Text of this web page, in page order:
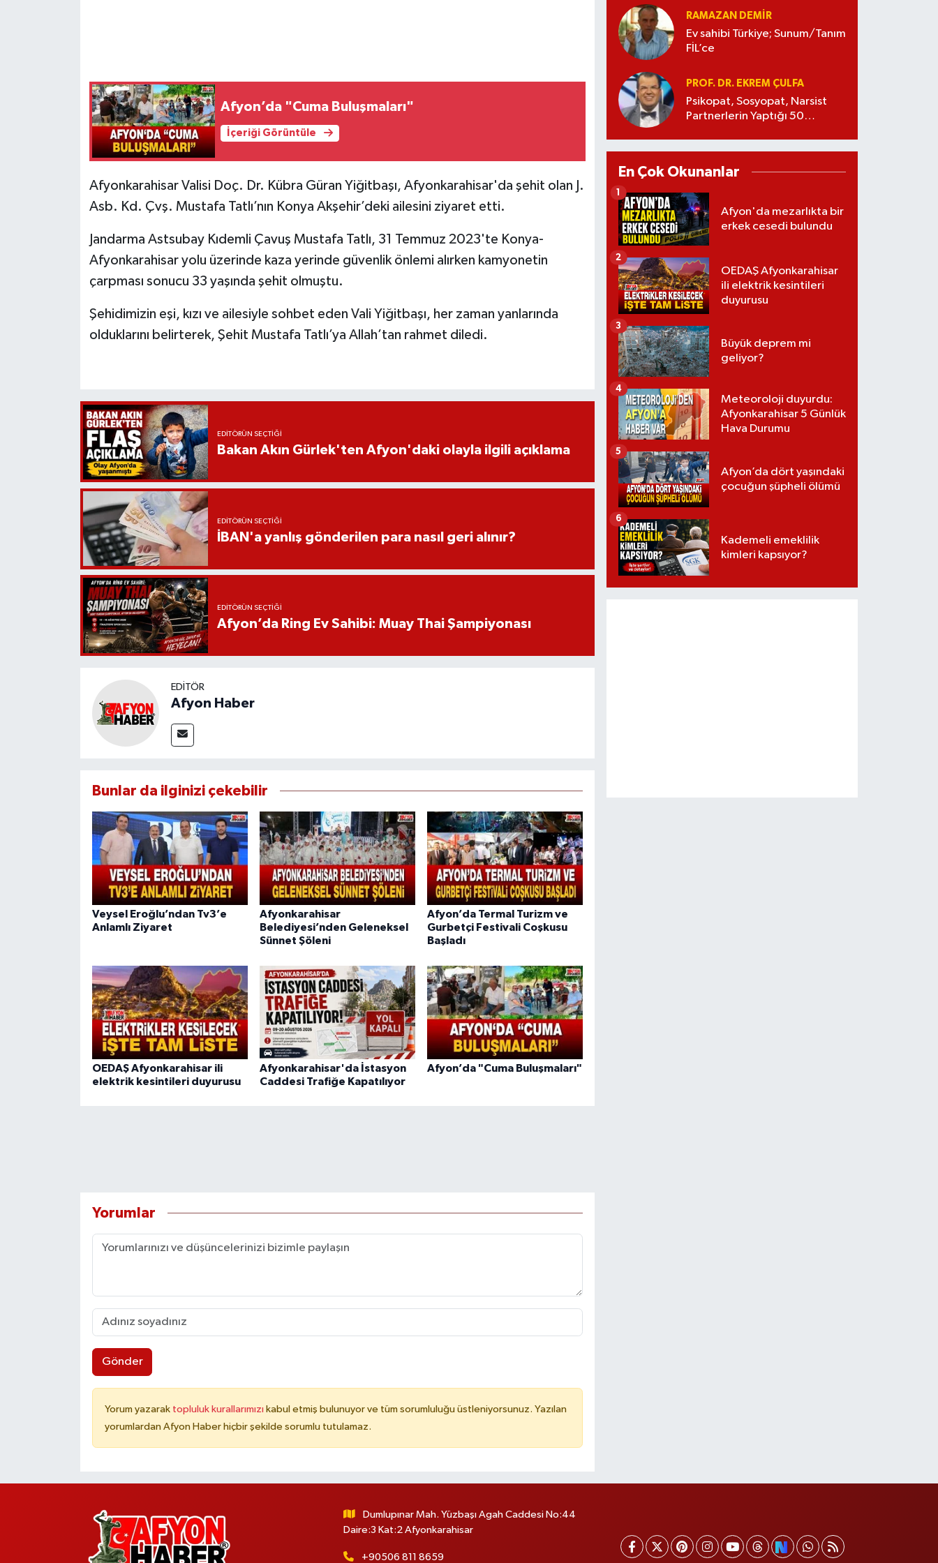
Afyon’da "Cuma Buluşmaları"
İçeriği Görüntüle
Afyonkarahisar Valisi Doç. Dr. Kübra Güran Yiğitbaşı, Afyonkarahisar'da şehit olan J.
Asb. Kd. Çvş. Mustafa Tatlı’nın Konya Akşehir’deki ailesini ziyaret etti.
Jandarma Astsubay Kıdemli Çavuş Mustafa Tatlı, 31 Temmuz 2023'te Konya-
Afyonkarahisar yolu üzerinde kaza yerinde güvenlik önlemi alırken kamyonetin
çarpması sonucu 33 yaşında şehit olmuştu.
Şehidimizin eşi, kızı ve ailesiyle sohbet eden Vali Yiğitbaşı, her zaman yanlarında
olduklarını belirterek, Şehit Mustafa Tatlı’ya Allah’tan rahmet diledi.
EDITÖRÜN SEÇTIĞI
Bakan Akın Gürlek'ten Afyon'daki olayla ilgili açıklama
EDITÖRÜN SEÇTIĞI
İBAN'a yanlış gönderilen para nasıl geri alınır?
EDITÖRÜN SEÇTIĞI
Afyon’da Ring Ev Sahibi: Muay Thai Şampiyonası
EDITÖR
Afyon Haber
Bunlar da ilginizi çekebilir
Veysel Eroğlu’ndan Tv3’e
Anlamlı Ziyaret
Afyonkarahisar
Belediyesi’nden Geleneksel
Sünnet Şöleni
Afyon’da Termal Turizm ve
Gurbetçi Festivali Coşkusu
Başladı
OEDAŞ Afyonkarahisar ili
elektrik kesintileri duyurusu
Afyonkarahisar'da İstasyon
Caddesi Trafiğe Kapatılıyor
Afyon’da "Cuma Buluşmaları"
Yorumlar
Gönder
Yorum yazarak topluluk kurallarımızı kabul etmiş bulunuyor ve tüm sorumluluğu üstleniyorsunuz. Yazılan
yorumlardan Afyon Haber hiçbir şekilde sorumlu tutulamaz.
RAMAZAN DEMİR
Ev sahibi Türkiye; Sunum/Tanım
FİL’ce
PROF. DR. EKREM ÇULFA
Psikopat, Sosyopat, Narsist
Partnerlerin Yaptığı 50
En Çok Okunanlar
Afyon'da mezarlıkta bir
erkek cesedi bulundu
1
OEDAŞ Afyonkarahisar
ili elektrik kesintileri
duyurusu
2
Büyük deprem mi
geliyor?
3
Meteoroloji duyurdu:
Afyonkarahisar 5 Günlük
Hava Durumu
4
Afyon’da dört yaşındaki
çocuğun şüpheli ölümü
5
Kademeli emeklilik
kimleri kapsıyor?
6
Dumlupınar Mah. Yüzbaşı Agah Caddesi No:44
Daire:3 Kat:2 Afyonkarahisar
+90506 811 8659